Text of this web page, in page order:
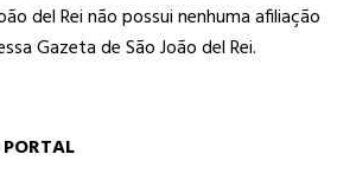
del Rei não possui nenhuma afiliação
Gazeta de São João del Rei.